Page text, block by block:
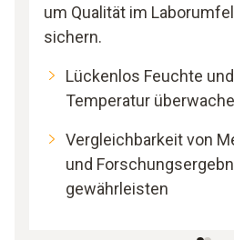
um Qualität im
sichern.
Lückenlos Feuchte und
Temperatur
Vergleichbarkeit von
und
gewährleisten